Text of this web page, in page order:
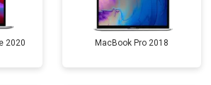
2020 MacBook Pro 2018